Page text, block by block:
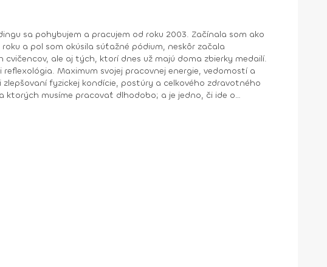
sa pohybujem a pracujem od roku 2003. Začínala som ako
a pol som okúsila súťažné pódium, neskôr začala
ale aj tých, ktorí dnes už majú doma zbierky medailí.
fyzickej kondície, postúry a celkového zdravotného
ktorých musíme pracovať dlhodobo; a je jedno, či ide o
činnosti, pooperačnú rehabilitáciu, muža snažiaceho
úspechy mojich